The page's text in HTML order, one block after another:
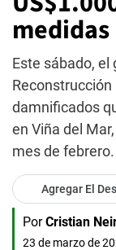
medidas
Este sábado, el
Reconstrucción
damnificados
en Viña del
mes de febrero.
Agregar El
Por Cristian
23 de marzo de